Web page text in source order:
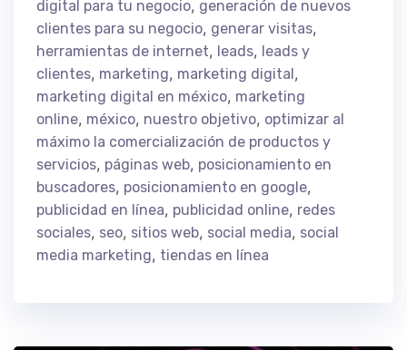
digital para tu negocio, generación de nuevos
clientes para su negocio, generar visitas,
herramientas de internet, leads, leads y
clientes, marketing, marketing digital ,
marketing digital en méxico, marketing
online, méxico, nuestro objetivo, optimizar al
máximo la comercialización de productos y
servicios, páginas web, posicionamiento en
buscadores, posicionamiento en google,
publicidad en línea, publicidad online, redes
sociales, seo, sitios web, social media, social
media marketing, tiendas en línea